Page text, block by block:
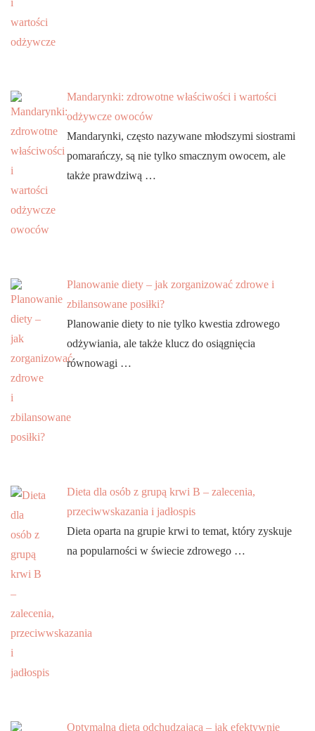
Mandarynki: zdrowotne właściwości i wartości
odżywcze owoców
Mandarynki, często nazywane młodszymi siostrami
pomarańczy, są nie tylko smacznym owocem, ale
także prawdziwą …
Planowanie diety – jak zorganizować zdrowe i
zbilansowane posiłki?
Planowanie diety to nie tylko kwestia zdrowego
odżywiania, ale także klucz do osiągnięcia
równowagi …
Dieta dla osób z grupą krwi B – zalecenia,
przeciwwskazania i jadłospis
Dieta oparta na grupie krwi to temat, który zyskuje
na popularności w świecie zdrowego …
Optymalna dieta odchudzająca – jak efektywnie